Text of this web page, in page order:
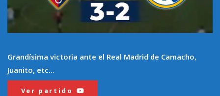
Grandísima victoria ante el Real Madrid de Camacho,
Juanito, etc…
Ver partido